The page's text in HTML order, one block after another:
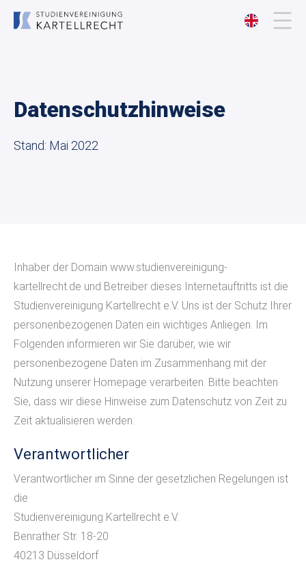
Mitgliedschaft
Datenschutzhinweise
Stand: Mai 2022
Inhaber der Domain www.studienvereinigung-
kartellrecht.de und Betreiber dieses Internetauftritts ist die
Studienvereinigung Kartellrecht e.V. Uns ist der Schutz Ihrer
personenbezogenen Daten ein wichtiges Anliegen. Im
Folgenden informieren wir Sie darüber, wie wir
personenbezogene Daten im Zusammenhang mit der
Nutzung unserer Homepage verarbeiten. Bitte beachten
Sie, dass wir diese Hinweise zum Datenschutz von Zeit zu
Zeit aktualisieren werden.
Verantwortlicher
Verantwortlicher im Sinne der gesetzlichen Regelungen ist
die
Studienvereinigung Kartellrecht e.V.
Benrather Str. 18-20
40213 Düsseldorf